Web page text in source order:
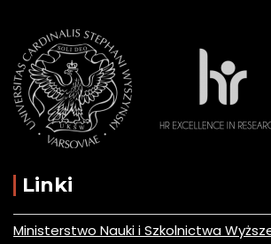
Linki
Ministerstwo Nauki i Szkolnictwa